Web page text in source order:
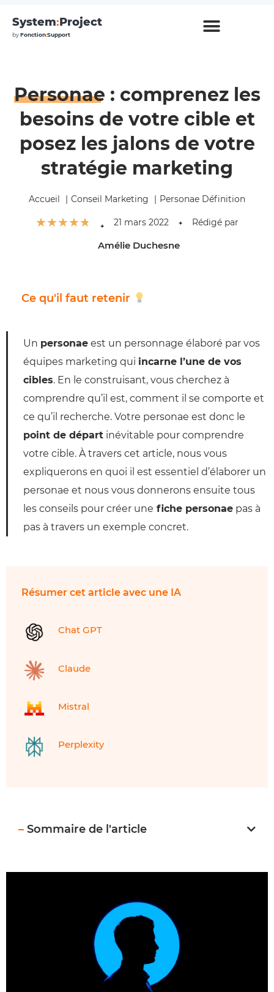
System:Project
byFonction:Support
Personae : comprenez les
besoins de votre cible et
posez les jalons de votre
stratégie marketing
Accueil Conseil Marketing Personae Définition
☆☆☆☆☆ ✦ 21 mars 2022 ✦ Rédigé par
Amélie Duchesne
Ce qu'il faut retenir
Un personae est un personnage élaboré par vos
équipes marketing qui incarne l’une de vos
cibles. En le construisant, vous cherchez à
comprendre qu’il est, comment il se comporte et
ce qu’il recherche. Votre personae est donc le
point de départ inévitable pour comprendre
votre cible. À travers cet article, nous vous
expliquerons en quoi il est essentiel d’élaborer un
personae et nous vous donnerons ensuite tous
les conseils pour créer une fiche personae pas à
pas à travers un exemple concret.
Résumer cet article avec une IA
Chat GPT
Claude
Mistral
Perplexity
– Sommaire de l'article